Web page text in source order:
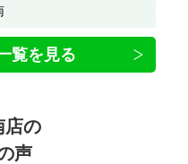
覧を見る
店の
声